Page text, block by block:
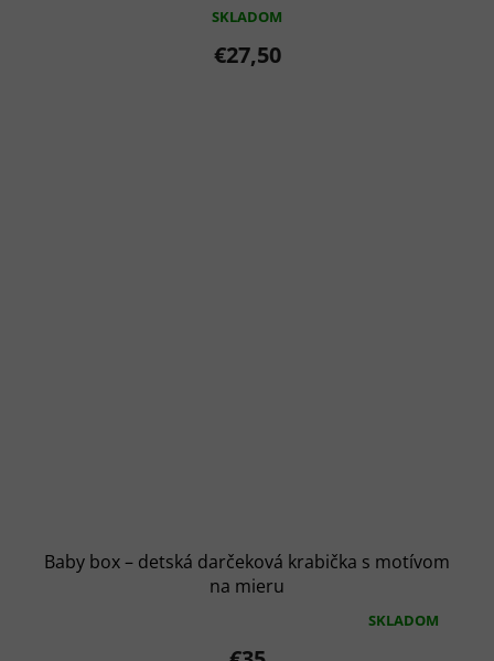
SKLADOM
€27,50
Baby box – detská darčeková krabička s motívom
na mieru
SKLADOM